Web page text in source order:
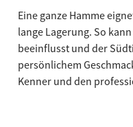
Eine ganze Hamme
lange Lagerung. So
beeinflusst und der
persönlichem
Kenner und den